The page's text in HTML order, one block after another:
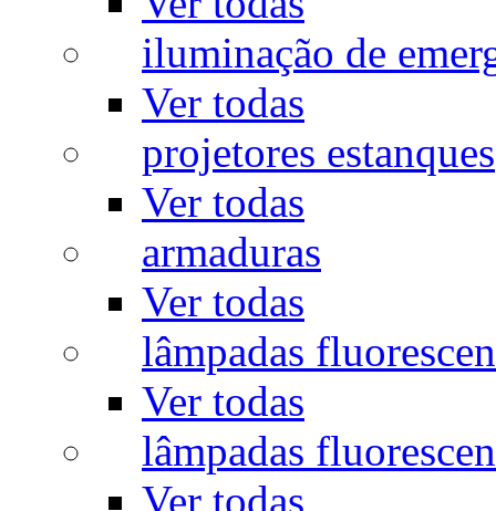
iluminação de
Ver todas
projetores estanques
Ver todas
armaduras
Ver todas
lâmpadas
Ver todas
lâmpadas
Ver todas